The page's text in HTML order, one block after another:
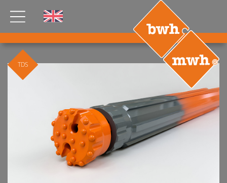
AKTUELLES
PRODUKTE
JOBS
GDS
TDS